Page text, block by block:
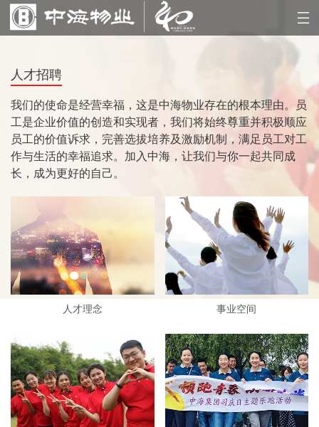
人才招聘
我们的使命是经营幸福，这是中海物业存在的根本理由。员
工是企业价值的创造和实现者，我们将始终尊重并积极顺应
员工的价值诉求，完善选拔培养及激励机制，满足员工对工
作与生活的幸福追求。加入中海，让我们与你一起共同成
长，成为更好的自己。
人才理念 事业空间